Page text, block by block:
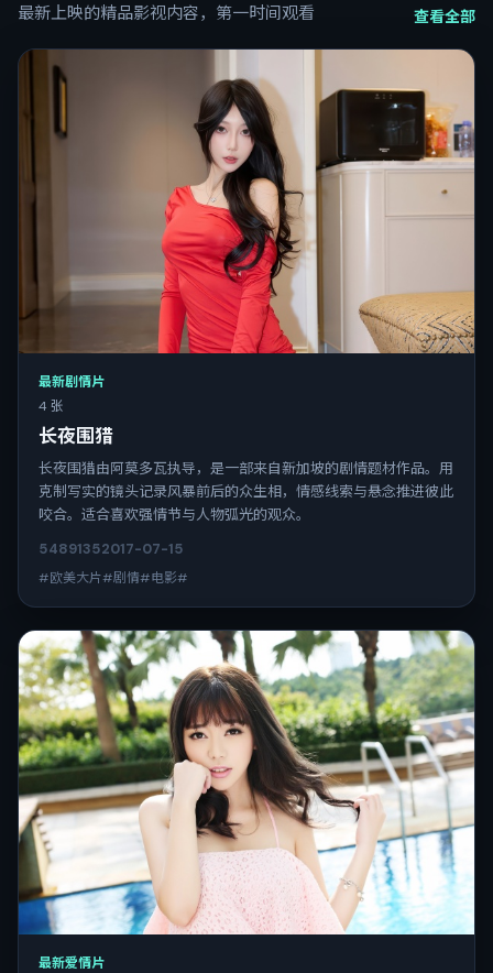
最新上映的精品影视内容，第一时间观看 查看全部
最新剧情片
4 张
长夜围猎
长夜围猎由阿莫多瓦执导，是一部来自新加坡的剧情题材作品。用
克制写实的镜头记录风暴前后的众生相，情感线索与悬念推进彼此
咬合。适合喜欢强情节与人物弧光的观众。
54891352017-07-15
#欧美大片#剧情#电影#
最新爱情片